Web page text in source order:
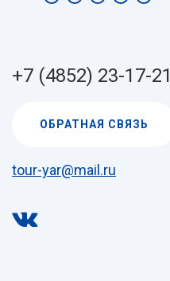
+7 (4852) 23-17-21
ОБРАТНАЯ СВЯЗЬ
tour-yar@mail.ru